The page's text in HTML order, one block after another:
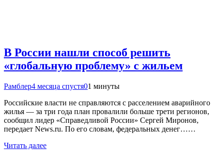
В России нашли способ решить
«глобальную проблему» с жильем
Рамблер4 месяца спустя01 минуты
Российские власти не справляются с расселением аварийного
жилья — за три года план провалили больше трети регионов,
сообщил лидер «Справедливой России» Сергей Миронов,
передает News.ru. По его словам, федеральных денег……
Читать далее